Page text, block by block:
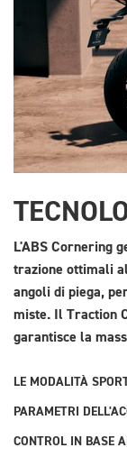
L'ABS Cornering
trazione ottimali
angoli di piega,
miste. Il Traction
garantisce la
LE MODALITÀ
PARAMETRI
CONTROL IN BASE